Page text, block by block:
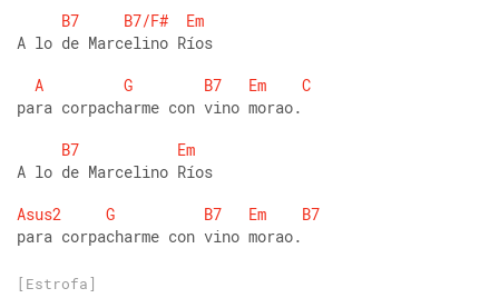
B7
B7/F#
Em
A lo de Marcelino Ríos
A
G B7 Em
C
para corpacharme con vino morao.
B7
Em
A lo de Marcelino Ríos
Asus2
G B7 Em
B7
para corpacharme con vino morao.
[Estrofa]